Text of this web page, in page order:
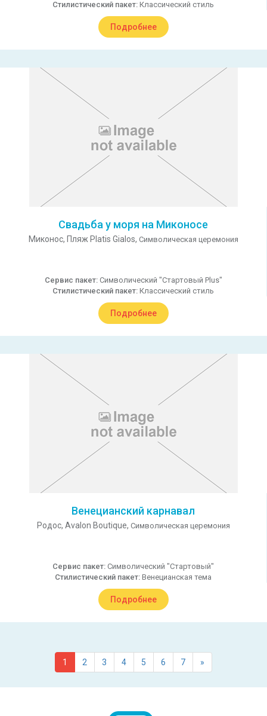
Стилистический пакет: Классический стиль
Подробнее
Свадьба у моря на Миконосе
Миконос, Пляж Platis Gialos, Символическая церемония
Сервис пакет: Символический "Стартовый Plus"
Стилистический пакет: Классический стиль
Подробнее
Венецианский карнавал
Родос, Avalon Boutique, Символическая церемония
Сервис пакет: Символический "Стартовый"
Стилистический пакет: Венецианская тема
Подробнее
1 2 3 4 5 6 7 »